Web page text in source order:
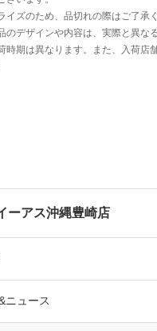
ーアス沖縄豊崎店
ニュース